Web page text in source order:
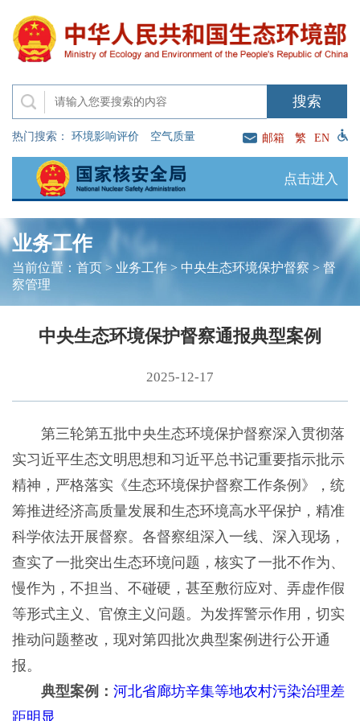
热门搜索： 环境影响评价 空气质量 邮箱 繁 EN
点击进入
业务工作
当前位置： 首页> 业务工作> 中央生态环境保护督察 > 督
察管理
中央生态环境保护督察通报典型案例
2025-12-17
第三轮第五批中央生态环境保护督察深入贯彻落
实习近平生态文明思想和习近平总书记重要指示批示
精神，严格落实《生态环境保护督察工作条例》，统
筹推进经济高质量发展和生态环境高水平保护，精准
科学依法开展督察。各督察组深入一线、深入现场，
查实了一批突出生态环境问题，核实了一批不作为、
慢作为，不担当、不碰硬，甚至敷衍应对、弄虚作假
等形式主义、官僚主义问题。为发挥警示作用，切实
推动问题整改，现对第四批次典型案例进行公开通
报。
典型案例： 河北省廊坊辛集等地农村污染治理差
距明显